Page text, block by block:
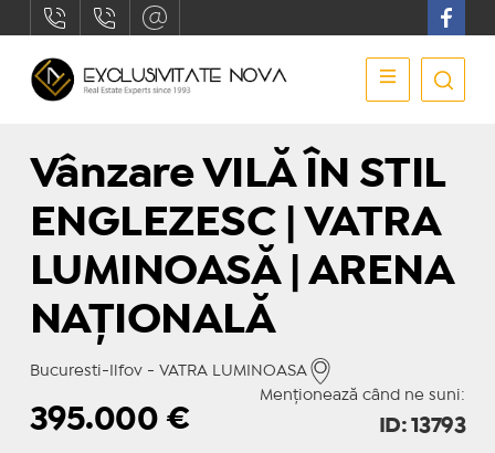
Vânzare VILĂ ÎN STIL
ENGLEZESC | VATRA
LUMINOASĂ | ARENA
NAȚIONALĂ
Bucuresti-Ilfov - VATRA LUMINOASA
Menționează când ne suni:
395.000 € ID: 13793